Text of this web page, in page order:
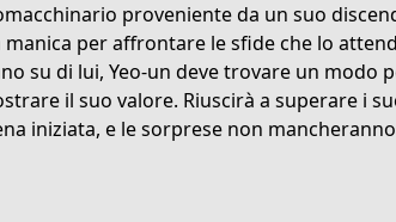
arts/nanomasin/list?title_no=2085
proveniente da un suo
manica per affrontare le sfide che lo
su di lui, Yeo-un deve trovare un
il suo valore. Riuscirà a superare i
iniziata, e le sorprese non